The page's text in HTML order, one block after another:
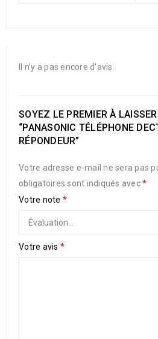
Il n’y a pas encore d’avis.
SOYEZ LE PREMIER À
“PANASONIC TÉLÉPHONE
RÉPONDEUR”
Votre adresse e-mail ne sera pas
obligatoires sont indiqués avec*
Votre note *
Votre avis *